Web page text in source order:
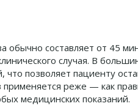
составляет от 45
случая. В
что позволяет пациенту
реже — как
медицинских показаний.